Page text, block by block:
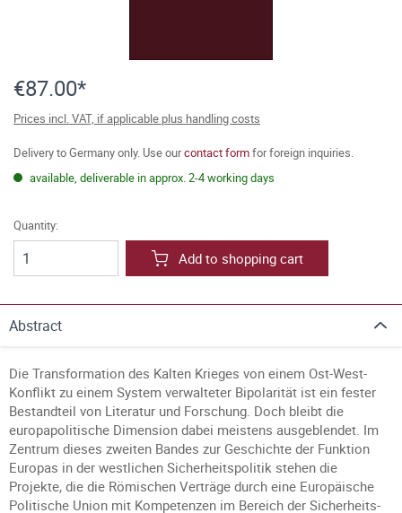
€87.00*
Prices incl. VAT, if applicable plus handling costs
Delivery to Germany only. Use ourcontact formfor foreign inquiries.
available, deliverable in approx. 2-4 working days
Quantity:
Add to shopping cart
Abstract
Die Transformation des Kalten Krieges von einem Ost-West-
Konflikt zu einem System verwalteter Bipolarität ist ein fester
Bestandteil von Literatur und Forschung. Doch bleibt die
europapolitische Dimension dabei meistens ausgeblendet. Im
Zentrum dieses zweiten Bandes zur Geschichte der Funktion
Europas in der westlichen Sicherheitspolitik stehen die
Projekte, die die Römischen Verträge durch eine Europäische
Politische Union mit Kompetenzen im Bereich der Sicherheits-